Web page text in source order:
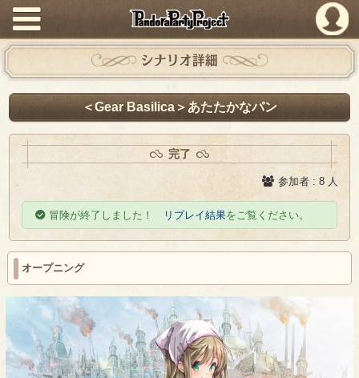
PandoraPartyProject
シナリオ詳細
＜Gear Basilica＞あたたかなパン
完了
参加者 : 8 人
冒険が終了しました！ リプレイ結果をご覧ください。
オープニング